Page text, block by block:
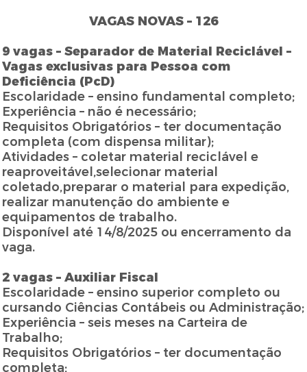
VAGAS NOVAS – 126
9 vagas – Separador de Material Reciclável –
Vagas exclusivas para Pessoa com
Deficiência (PcD)
Escolaridade – ensino fundamental completo;
Experiência – não é necessário;
Requisitos Obrigatórios – ter documentação
completa (com dispensa militar);
Atividades – coletar material reciclável e
reaproveitável,selecionar material
coletado,preparar o material para expedição,
realizar manutenção do ambiente e
equipamentos de trabalho.
Disponível até 14/8/2025 ou encerramento da
vaga.
2 vagas – Auxiliar Fiscal
Escolaridade – ensino superior completo ou
cursando Ciências Contábeis ou Administração;
Experiência – seis meses na Carteira de
Trabalho;
Requisitos Obrigatórios – ter documentação
completa;